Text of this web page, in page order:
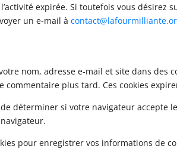
expirée. Si toutefois vous désirez
un e-mail à
nom, adresse e-mail et site dans des
plus tard. Ces cookies
déterminer si votre navigateur accepte
pour enregistrer vos informations de